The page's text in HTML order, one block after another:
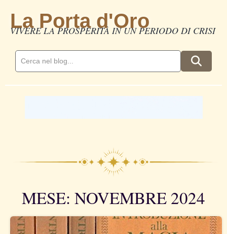
La Porta d'Oro
VIVERE LA PROSPERITÀ IN UN PERIODO DI CRISI
MESE: NOVEMBRE 2024